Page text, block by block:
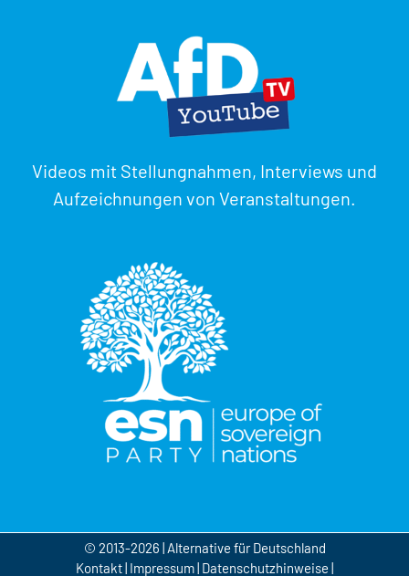
Videos mit Stellungnahmen, Interviews und
Aufzeichnungen von Veranstaltungen.
© 2013-2026 | Alternative für Deutschland
Kontakt| Impressum| Datenschutzhinweise |